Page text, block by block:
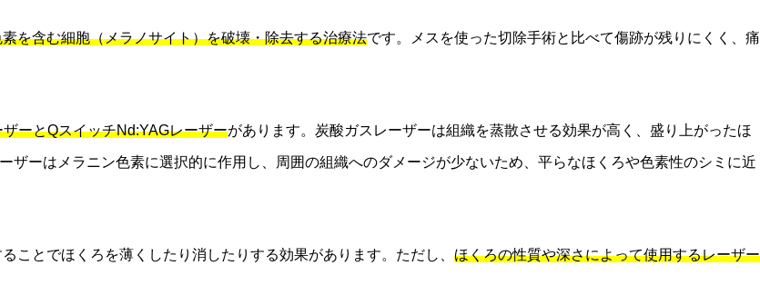
を含む細胞（メラノサイト）を破壊・除去する治療法です。メスを使った切除手術と比べて傷跡が残りにくく、痛
ザーとQスイッチNd:YAGレーザーがあります。炭酸ガスレーザーは組織を蒸散させる効果が高く、盛り上がったほ
ザーはメラニン色素に選択的に作用し、周囲の組織へのダメージが少ないため、平らなほくろや色素性のシミに近
ことでほくろを薄くしたり消したりする効果があります。ただし、 ほくろの性質や深さによって使用するレーザー